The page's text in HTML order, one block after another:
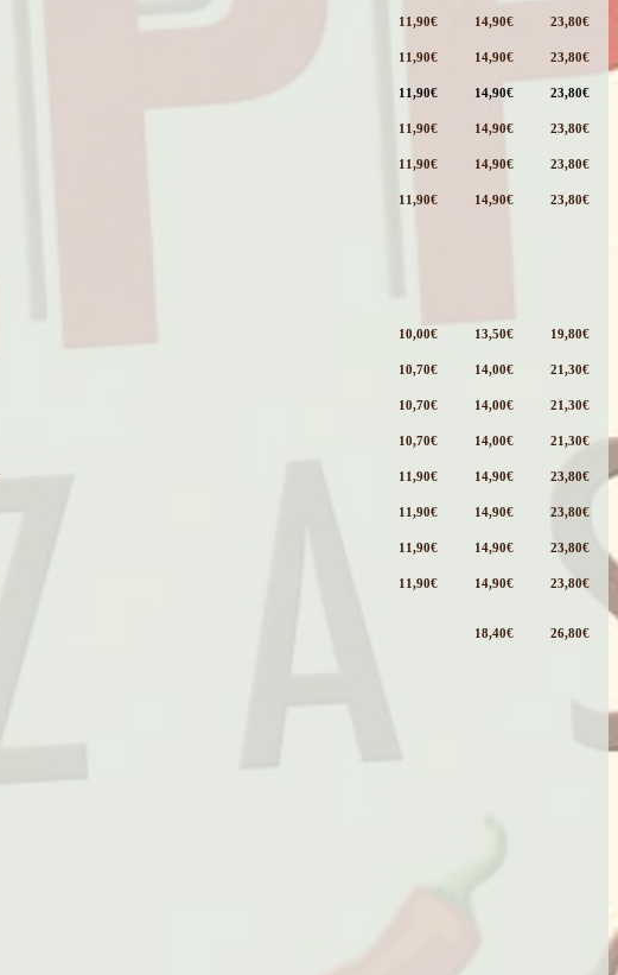
11,90€ 14,90€ 23,80€
11,90€ 14,90€ 23,80€
11,90€ 14,90€ 23,80€
11,90€ 14,90€ 23,80€
11,90€ 14,90€ 23,80€
11,90€ 14,90€ 23,80€
10,00€ 13,50€ 19,80€
10,70€ 14,00€ 21,30€
10,70€ 14,00€ 21,30€
10,70€ 14,00€ 21,30€
11,90€ 14,90€ 23,80€
11,90€ 14,90€ 23,80€
11,90€ 14,90€ 23,80€
11,90€ 14,90€ 23,80€
18,40€ 26,80€